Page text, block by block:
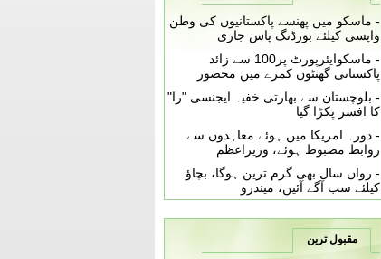
- ماسکو میں پھنسے پاکستانیوں کی وطن
واپسی کیلئے بورڈنگ پاس جاری
-
ماسکوایئرپورٹ پر100 سے زائد
پاکستانی گھنٹوں کمرے میں محصور
- بلوچستان سے بھارتی خفیہ ایجنسی "را"
کا افسر پکڑا گیا
- دورہ امریکا میں ہوئے معاہدوں سے
روابط مضبوط ہوئے، وزیراعظم
- رواں سال بھی گرم ترین ہوگا، بچاؤ
کیلئے سب آگے آئیں، میندرو
مقبول ترین